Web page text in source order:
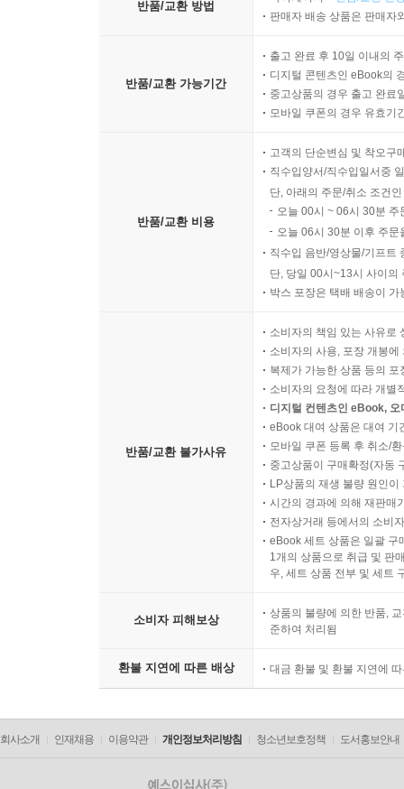
반품/교환 방법
판매자 배송 상품은 판매자
반품/교환 가능기간
출고 완료 후 10일 이내의
디지털 콘텐츠인 eBook의
중고상품의 경우 출고 완료
모바일 쿠폰의 경우 유효기
반품/교환 비용
고객의 단순변심 및 착오구
직수입양서/직수입일서중
단, 아래의 주문/취소 조건
오늘 00시 ~ 06시 30분
오늘 06시 30분 이후 주
직수입 음반/영상물/기프트
단, 당일 00시~13시 사이의
박스 포장은 택배 배송이
반품/교환 불가사유
소비자의 책임 있는 사유로
소비자의 사용, 포장 개봉
복제가 가능한 상품 등의
소비자의 요청에 따라 개별
디지털 컨텐츠인 eBook,
eBook 대여 상품은 대여 기
모바일 쿠폰 등록 후 취소/
중고상품이 구매확정(자동
LP상품의 재생 불량 원인
시간의 경과에 의해 재판매
전자상거래 등에서의 소비
eBook 세트 상품은 일괄 구
1개의 상품으로 취급 및 판
우, 세트 상품 전부 및 세트
소비자 피해보상
상품의 불량에 의한 반품,
준하여 처리됨
환불 지연에 따른 배상 대금 환불 및 환불 지연에
회사소개 인재채용 이용약관 개인정보처리방침 청소년보호정책 도서홍보안내